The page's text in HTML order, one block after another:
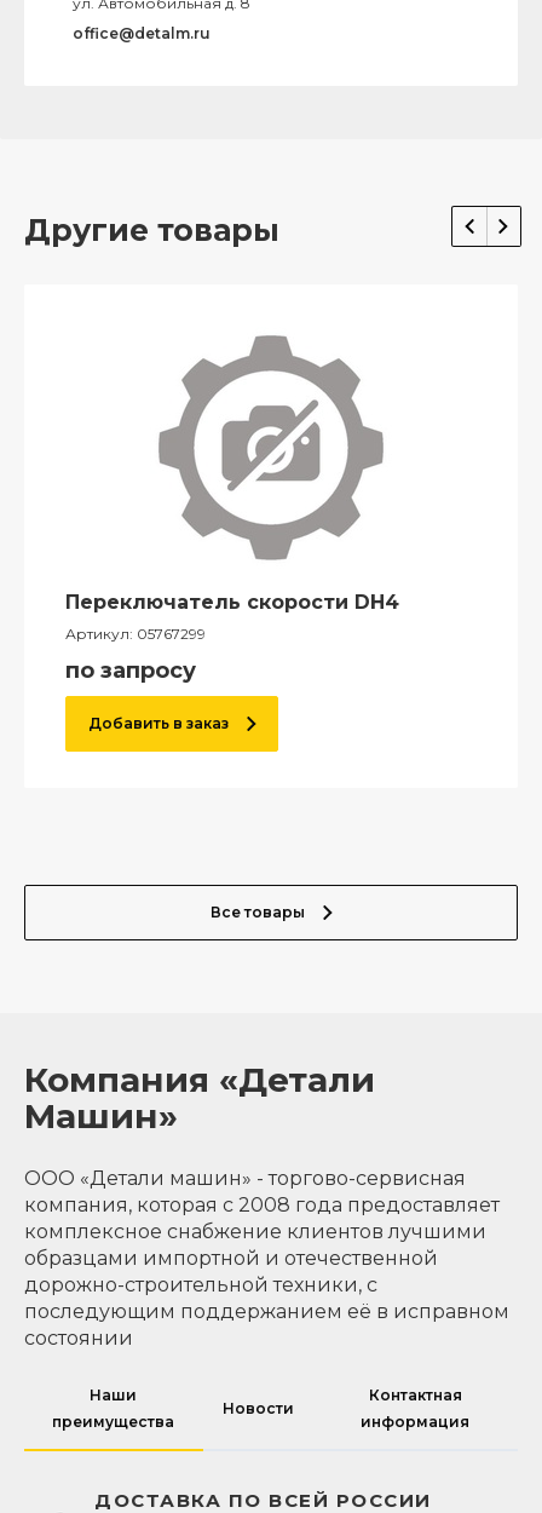
office@detalm.ru
Другие товары
Переключатель скорости DH4
Артикул: 05767299
по запросу
Добавить в заказ
Все товары
Компания «Детали
Машин»
ООО «Детали машин» - торгово-сервисная
компания, которая с 2008 года предоставляет
комплексное снабжение клиентов лучшими
образцами импортной и отечественной
дорожно-строительной техники, с
последующим поддержанием её в исправном
состоянии
Наши
преимущества
Новости
Контактная
информация
ДОСТАВКА ПО ВСЕЙ РОССИИ